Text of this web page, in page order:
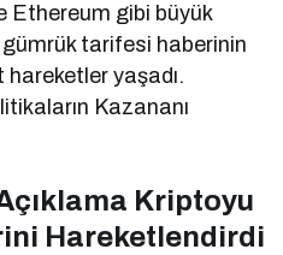
Ethereum gibi büyük
gümrük tarifesi haberinin
yaşadı.
Kazananı
Kriptoyu
Hareketlendirdi